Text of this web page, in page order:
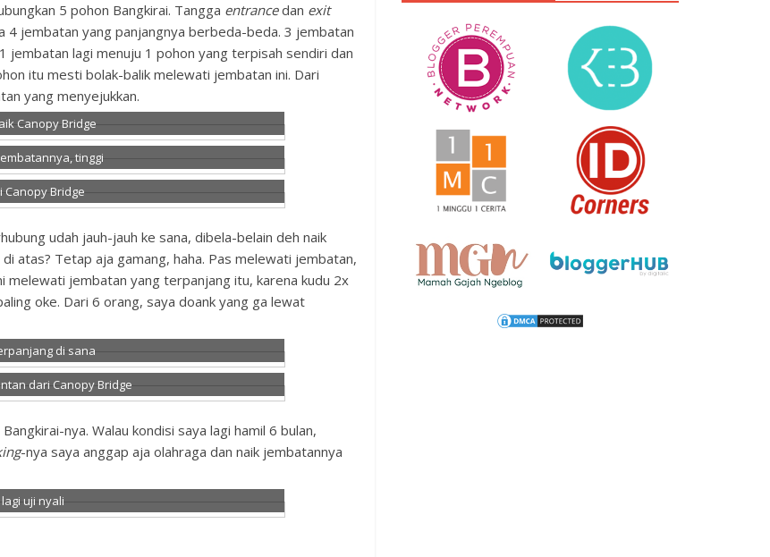
5 pohon Bangkirai. Tangga entrancedan exit
jembatan yang panjangnya berbeda-beda. 3 jembatan
jembatan lagi menuju 1 pohon yang terpisah sendiri dan
itu mesti bolak-balik melewati jembatan ini. Dari
yang menyejukkan.
Canopy Bridge
tinggi
Canopy Bridge
udah jauh-jauh ke sana, dibela-belain deh naik
atas? Tetap aja gamang, haha. Pas melewati jembatan,
melewati jembatan yang terpanjang itu, karena kudu 2x
oke. Dari 6 orang, saya doank yang ga lewat
di sana
dari Canopy Bridge
nya. Walau kondisi saya lagi hamil 6 bulan,
-nya saya anggap aja olahraga dan naik jembatannya
uji nyali